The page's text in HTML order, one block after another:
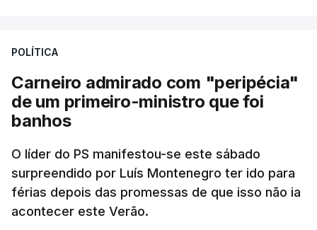
POLÍTICA
Carneiro admirado com "peripécia"
de um primeiro-ministro que foi
banhos
O líder do PS manifestou-se este sábado
surpreendido por Luís Montenegro ter ido para
férias depois das promessas de que isso não ia
acontecer este Verão.